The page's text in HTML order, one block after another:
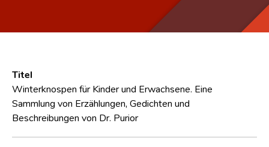
CNL
Kontakt
Titel
Winterknospen für Kinder und Erwachsene. Eine
Sammlung von Erzählungen, Gedichten und
Beschreibungen von Dr. Purior